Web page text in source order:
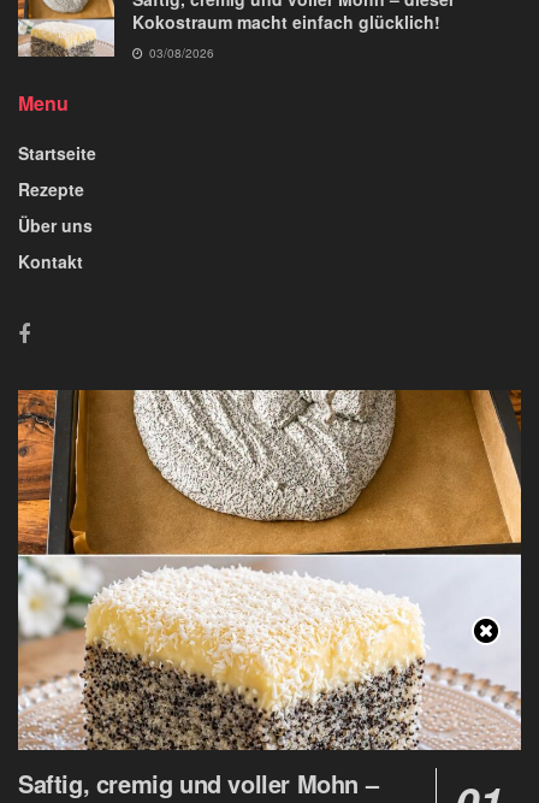
Kokostraum macht einfach glücklich!
03/08/2026
Menu
Startseite
Rezepte
Über uns
Kontakt
Saftig, cremig und voller Mohn –